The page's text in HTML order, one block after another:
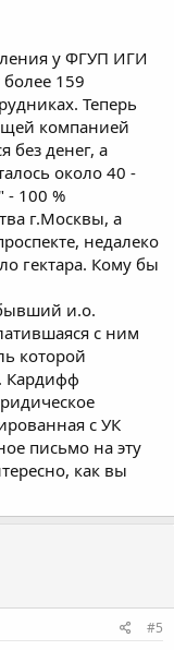
у ФГУП ИГИ
159
Теперь
компанией
без денег, а
около 40 -
- 100 %
г.Москвы, а
недалеко
гектара. Кому бы
и.о.
с ним
которой
Кардифф
с УК
письмо на эту
как вы
#5